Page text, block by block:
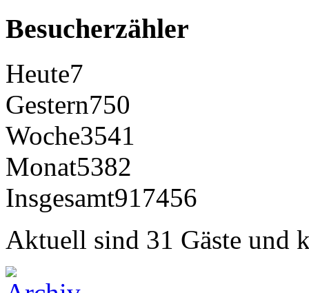
Besucherzähler
Heute7
Gestern750
Woche3541
Monat5382
Insgesamt917456
Aktuell sind 31 Gäste und